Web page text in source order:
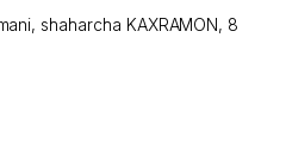
, shaharcha KAXRAMON, 8